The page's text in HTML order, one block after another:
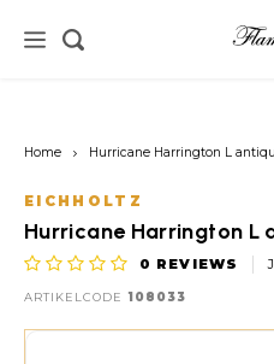
Vloerlampen
Tafellampen
Meubels
Kasten
Stoelen
Witte tinten
Roze tinten
Home Hurricane Harrington L
EICHHOLTZ
Hurricane Harrington L
0 REVIEWS
ARTIKELCODE 108033